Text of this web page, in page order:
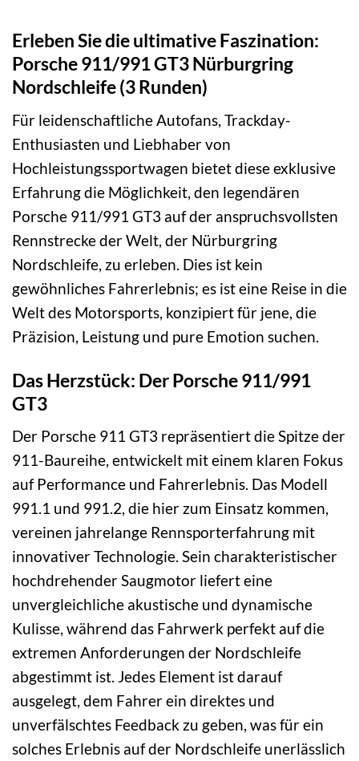
Erleben Sie die ultimative Faszination:
Porsche 911/991 GT3 Nürburgring
Nordschleife (3 Runden)
Für leidenschaftliche Autofans, Trackday-
Enthusiasten und Liebhaber von
Hochleistungssportwagen bietet diese exklusive
Erfahrung die Möglichkeit, den legendären
Porsche 911/991 GT3 auf der anspruchsvollsten
Rennstrecke der Welt, der Nürburgring
Nordschleife, zu erleben. Dies ist kein
gewöhnliches Fahrerlebnis; es ist eine Reise in die
Welt des Motorsports, konzipiert für jene, die
Präzision, Leistung und pure Emotion suchen.
Das Herzstück: Der Porsche 911/991
GT3
Der Porsche 911 GT3 repräsentiert die Spitze der
911-Baureihe, entwickelt mit einem klaren Fokus
auf Performance und Fahrerlebnis. Das Modell
991.1 und 991.2, die hier zum Einsatz kommen,
vereinen jahrelange Rennsporterfahrung mit
innovativer Technologie. Sein charakteristischer
hochdrehender Saugmotor liefert eine
unvergleichliche akustische und dynamische
Kulisse, während das Fahrwerk perfekt auf die
extremen Anforderungen der Nordschleife
abgestimmt ist. Jedes Element ist darauf
ausgelegt, dem Fahrer ein direktes und
unverfälschtes Feedback zu geben, was für ein
solches Erlebnis auf der Nordschleife unerlässlich